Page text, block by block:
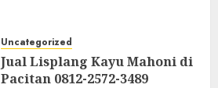
Uncategorized
Jual Lisplang Kayu Mahoni di
Pacitan 0812-2572-3489